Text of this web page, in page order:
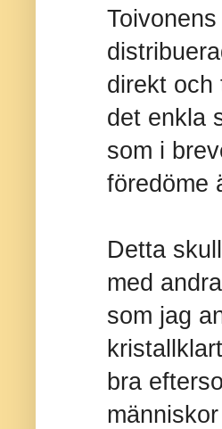
Toivonens
direkt och
det enkla
som i
föredöme
Detta
med
som jag
bra